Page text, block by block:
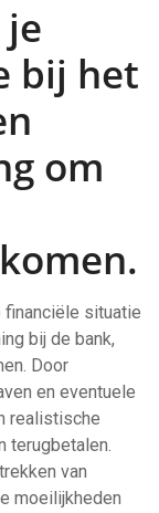
bij het
om
situatie
bij de bank,
Door
en eventuele
realistische
terugbetalen.
van
moeilijkheden